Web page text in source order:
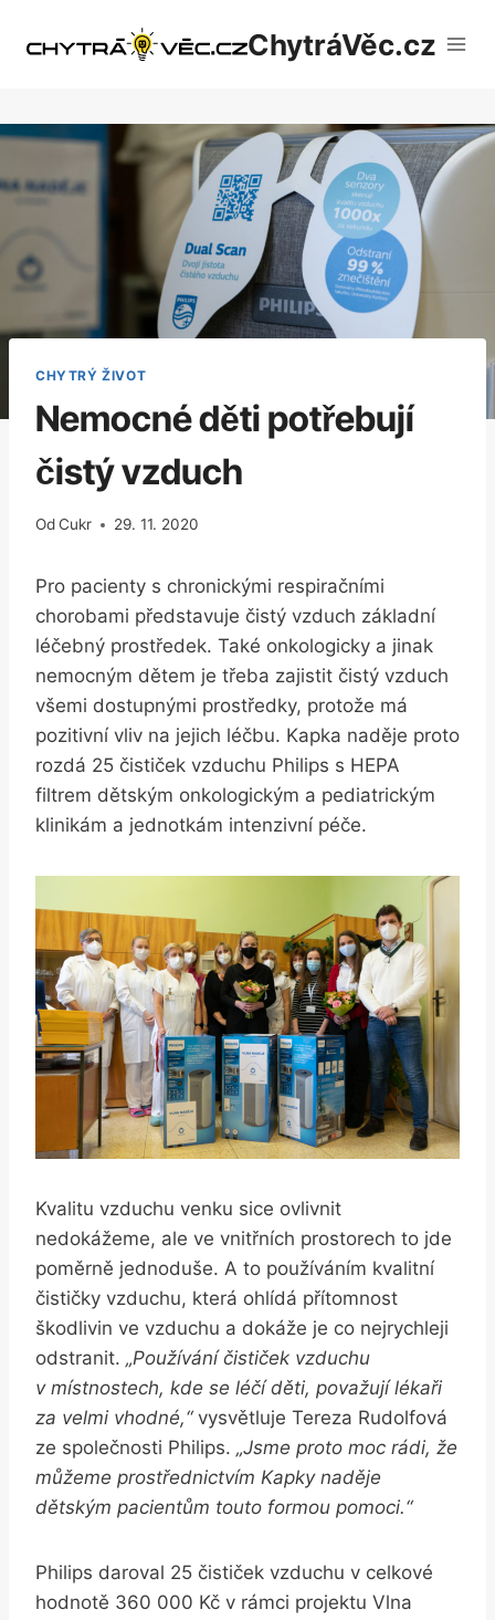
ChytráVěc.cz
CHYTRÝ ŽIVOT
Nemocné děti potřebují
čistý vzduch
OdCukr 29. 11. 2020
Pro pacienty s chronickými respiračními
chorobami představuje čistý vzduch základní
léčebný prostředek. Také onkologicky a jinak
nemocným dětem je třeba zajistit čistý vzduch
všemi dostupnými prostředky, protože má
pozitivní vliv na jejich léčbu. Kapka naděje proto
rozdá 25 čističek vzduchu Philips s HEPA
filtrem dětským onkologickým a pediatrickým
klinikám a jednotkám intenzivní péče.
Kvalitu vzduchu venku sice ovlivnit
nedokážeme, ale ve vnitřních prostorech to jde
poměrně jednoduše. A to používáním kvalitní
čističky vzduchu, která ohlídá přítomnost
škodlivin ve vzduchu a dokáže je co nejrychleji
odstranit. „Používání čističek vzduchu
v místnostech, kde se léčí děti, považují lékaři
za velmi vhodné,“vysvětluje Tereza Rudolfová
ze společnosti Philips. „Jsme proto moc rádi, že
můžeme prostřednictvím Kapky naděje
dětským pacientům touto formou pomoci.“
Philips daroval 25 čističek vzduchu v celkové
hodnotě 360 000 Kč v rámci projektu Vlna